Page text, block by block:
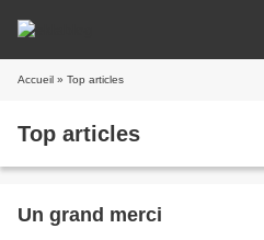
Accueil » Top articles
Top articles
Un grand merci